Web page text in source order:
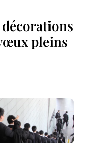
décorations
pleins